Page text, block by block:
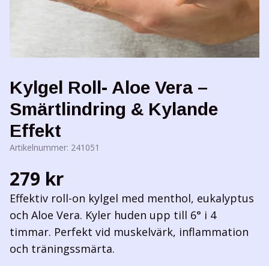
Kylgel Roll- Aloe Vera –
Smärtlindring & Kylande
Effekt
Artikelnummer: 241051
279 kr
Effektiv roll-on kylgel med menthol, eukalyptus
och Aloe Vera. Kyler huden upp till 6° i 4
timmar. Perfekt vid muskelvärk, inflammation
och träningssmärta.